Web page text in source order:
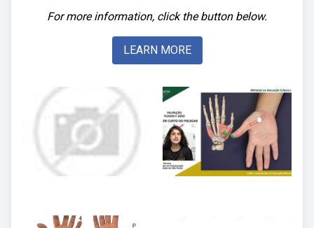
For more information, click the button below.
LEARN MORE